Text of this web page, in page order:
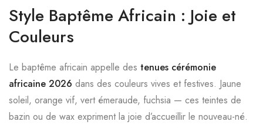
Style Baptême Africain : Joie et
Couleurs
Le baptême africain appelle des tenues cérémonie
africaine 2026 dans des couleurs vives et festives. Jaune
soleil, orange vif, vert émeraude, fuchsia — ces teintes de
bazin ou de wax expriment la joie d’accueillir le nouveau-né.